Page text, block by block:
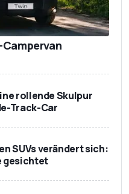
rollende Skulpur
Track-Car
SUVs verändert sich:
gesichtet